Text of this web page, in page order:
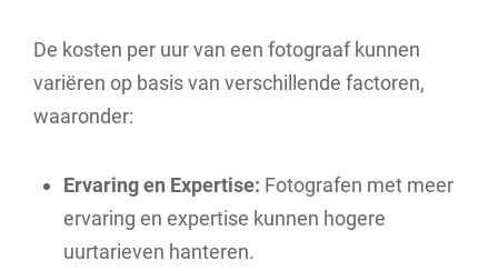
De kosten per uur van een fotograaf kunnen
variëren op basis van verschillende factoren,
waaronder:
Ervaring en Expertise: Fotografen met meer
ervaring en expertise kunnen hogere
uurtarieven hanteren.